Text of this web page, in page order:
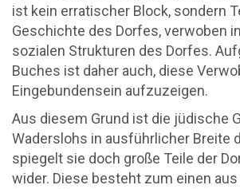
ist kein erratischer Block, sondern
Geschichte des Dorfes, verwoben
sozialen Strukturen des Dorfes.
Buches ist daher auch, diese
Eingebundensein aufzuzeigen.
Aus diesem Grund ist die jüdische
Waderslohs in ausführlicher Breite
spiegelt sie doch große Teile der
wider. Diese besteht zum einen